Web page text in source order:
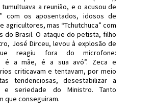
a reunião, e o acusou de
com os aposentados, idosos de
agricultores, mas “Tchutchuca” com
do Brasil. O ataque do petista, filho
José Dirceu, levou à explosão de
reagiu fora do microfone:
é a mãe, é a sua avó”. Zeca e
criticavam e tentavam, por meio
tendenciosas, desestabilizar a
e seriedade do Ministro. Tanto
que conseguiram.